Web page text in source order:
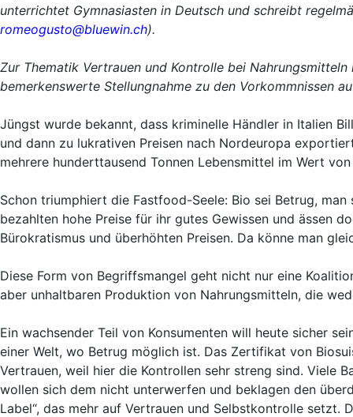
unterrichtet Gymnasiasten in Deutsch und schreibt
romeogusto@bluewin.ch).
Zur Thematik Vertrauen und Kontrolle bei
bemerkenswerte Stellungnahme zu den Vorkommnissen
Jüngst wurde bekannt, dass kriminelle Händler in Italien
und dann zu lukrativen Preisen nach Nordeuropa
mehrere hunderttausend Tonnen Lebensmittel im Wert
Schon triumphiert die Fastfood-Seele: Bio sei Betrug,
bezahlten hohe Preise für ihr gutes Gewissen und ässen
Bürokratismus und überhöhten Preisen. Da könne man
Diese Form von Begriffsmangel geht nicht nur eine
aber unhaltbaren Produktion von Nahrungsmitteln, die
Ein wachsender Teil von Konsumenten will heute sicher
einer Welt, wo Betrug möglich ist. Das Zertifikat von
Vertrauen, weil hier die Kontrollen sehr streng sind. Viele
wollen sich dem nicht unterwerfen und beklagen den
Label“, das mehr auf Vertrauen und Selbstkontrolle setzt.